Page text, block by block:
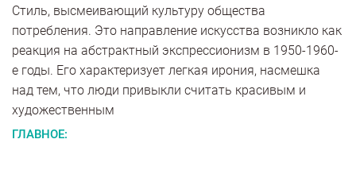
Стиль, высмеивающий культуру общества
потребления. Это направление искусства возникло как
реакция на абстрактный экспрессионизм в 1950-1960-
е годы. Его характеризует легкая ирония, насмешка
над тем, что люди привыкли считать красивым и
художественным
ГЛАВНОЕ: